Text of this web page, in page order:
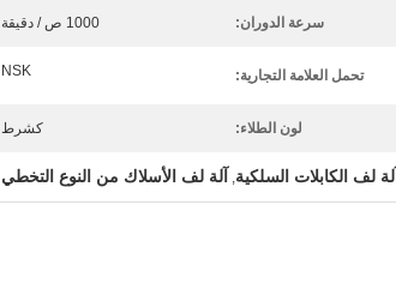
سرعة الدوران: 1000 ص / دقيقة
تحمل العلامة التجارية: NSK
لون الطلاء: كشرط
آلة لف الكابلات السلكية, آلة لف الأسلاك من النوع التخطي